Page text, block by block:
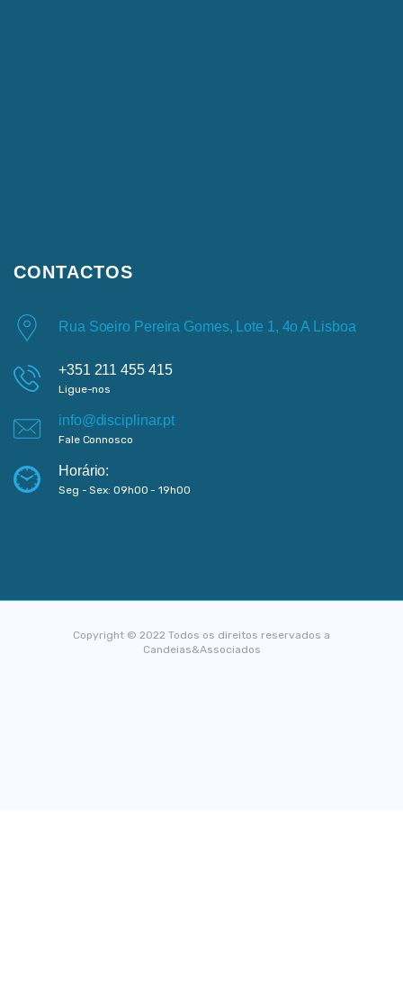
CONTACTOS
Rua Soeiro Pereira Gomes, Lote 1, 4o A Lisboa
+351 211 455 415
Ligue-nos
info@disciplinar.pt
Fale Connosco
Horário:
Seg - Sex: 09h00 - 19h00
Copyright © 2022 Todos os direitos reservados a
Candeias&Associados